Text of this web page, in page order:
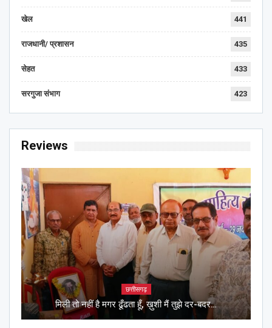
खेल 441
राजधानी/ प्रशासन 435
सेहत 433
सरगुजा संभाग 423
Reviews
छत्तीसगढ़
मिली तो नहीं है मगर ढूँढता हूँ, ख़ुशी मैं तुझे दर-बदर…